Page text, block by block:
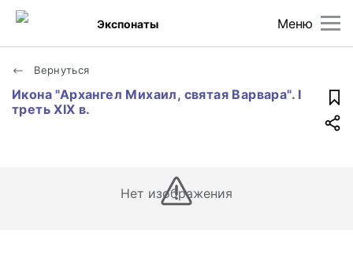
Меню
Экспонаты
Вернуться
Икона "Архангел Михаил, святая Варвара". I
треть XIX в.
Нет изображения